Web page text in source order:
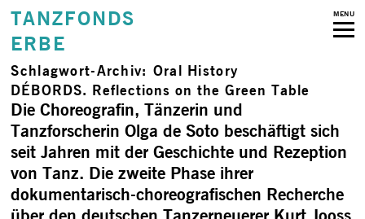
TANZFONDS
ERBE
MENU
Schlagwort-Archiv: Oral History
DÉBORDS. Reflections on the Green Table
Die Choreografin, Tänzerin und
Tanzforscherin Olga de Soto beschäftigt sich
seit Jahren mit der Geschichte und Rezeption
von Tanz. Die zweite Phase ihrer
dokumentarisch-choreografischen Recherche